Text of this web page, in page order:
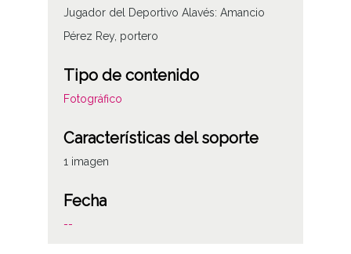
Jugador del Deportivo Alavés: Amancio
Pérez Rey, portero
Tipo de contenido
Fotográfico
Características del soporte
1 imagen
Fecha
--